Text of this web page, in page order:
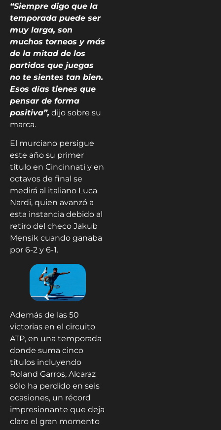
“Siempre digo que la
temporada puede ser
muy larga, son
muchos torneos y más
de la mitad de los
partidos que juegas
no te sientes tan bien.
Esos días tienes que
pensar de forma
positiva”, dijo sobre su
marca.
El murciano persigue
este año su primer
título en Cincinnati y en
octavos de final se
medirá al italiano Luca
Nardi, quien avanzó a
esta instancia debido al
retiro del checo Jakub
Mensik cuando ganaba
por 6-2 y 6-1.
Además de las 50
victorias en el circuito
ATP, en una temporada
donde suma cinco
títulos incluyendo
Roland Garros, Alcaraz
sólo ha perdido en seis
ocasiones, un récord
impresionante que deja
claro el gran momento